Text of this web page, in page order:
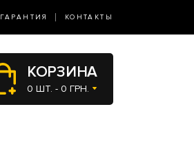
ГАРАНТИЯ КОНТАКТЫ
КОРЗИНА
0 ШТ. - 0 ГРН.